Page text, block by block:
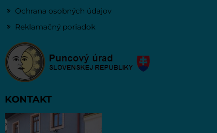
Ochrana osobných údajov
Reklamačný poriadok
KONTAKT